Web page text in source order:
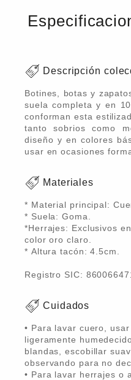
Descripción
Botines, botas y
suela completa y en
conforman esta
tanto sobrios como
diseño y en colores
usar en ocasiones
Materiales
* Material principal:
* Suela: Goma.
*Herrajes: Exclusivos
color oro claro.
* Altura tacón: 4.5cm.
Registro SIC:
Cuidados
• Para lavar cuero, usar
ligeramente
blandas, escobillar
observando para no
• Para lavar herrajes o